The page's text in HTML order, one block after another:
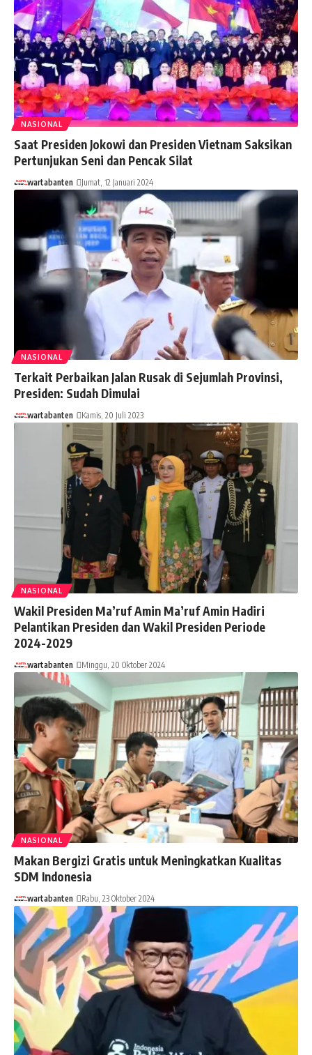
NASIONAL
Saat Presiden Jokowi dan Presiden Vietnam Saksikan
Pertunjukan Seni dan Pencak Silat
wartabanten Jumat, 12 Januari 2024
NASIONAL
Terkait Perbaikan Jalan Rusak di Sejumlah Provinsi,
Presiden: Sudah Dimulai
wartabanten Kamis, 20 Juli 2023
NASIONAL
Wakil Presiden Ma’ruf Amin Ma’ruf Amin Hadiri
Pelantikan Presiden dan Wakil Presiden Periode
2024-2029
wartabanten Minggu, 20 Oktober 2024
NASIONAL
Makan Bergizi Gratis untuk Meningkatkan Kualitas
SDM Indonesia
wartabanten Rabu, 23 Oktober 2024